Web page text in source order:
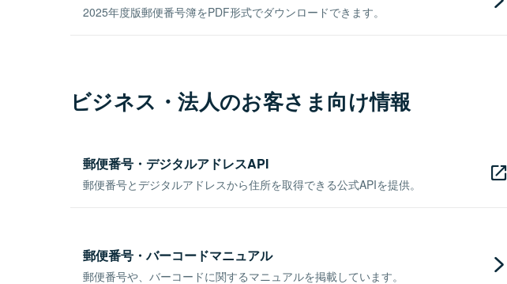
2025年度版郵便番号簿をPDF形式でダウンロードできます。
ビジネス・法人のお客さま向け情報
郵便番号・デジタルアドレスAPI
郵便番号とデジタルアドレスから住所を取得できる公式APIを提供。
郵便番号・バーコードマニュアル
郵便番号や、バーコードに関するマニュアルを掲載しています。